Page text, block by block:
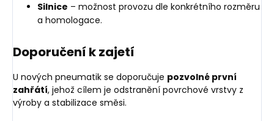
Silnice – možnost provozu dle konkrétního rozměru
a homologace.
Doporučení k zajetí
U nových pneumatik se doporučuje pozvolné první
zahřátí, jehož cílem je odstranění povrchové vrstvy z
výroby a stabilizace směsi.